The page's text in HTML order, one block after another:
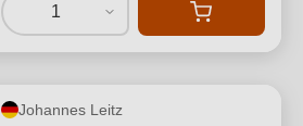
1
Johannes Leitz